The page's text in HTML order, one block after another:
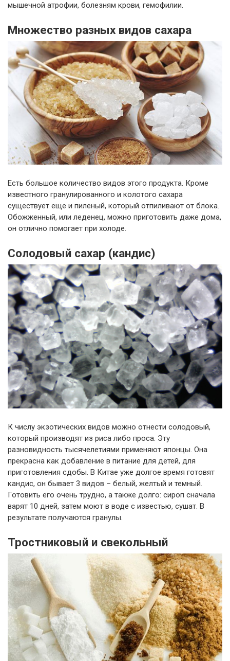
мышечной атрофии, болезням крови, гемофилии.
Множество разных видов сахара
Есть большое количество видов этого продукта. Кроме
известного гранулированного и колотого сахара
существует еще и пиленый, который отпиливают от блока.
Обожженный, или леденец, можно приготовить даже дома,
он отлично помогает при холоде.
Солодовый сахар (кандис)
К числу экзотических видов можно отнести солодовый,
который производят из риса либо проса. Эту
разновидность тысячелетиями применяют японцы. Она
прекрасна как добавление в питание для детей, для
приготовления сдобы. В Китае уже долгое время готовят
кандис, он бывает 3 видов – белый, желтый и темный.
Готовить его очень трудно, а также долго: сироп сначала
варят 10 дней, затем моют в воде с известью, сушат. В
результате получаются гранулы.
Тростниковый и свекольный